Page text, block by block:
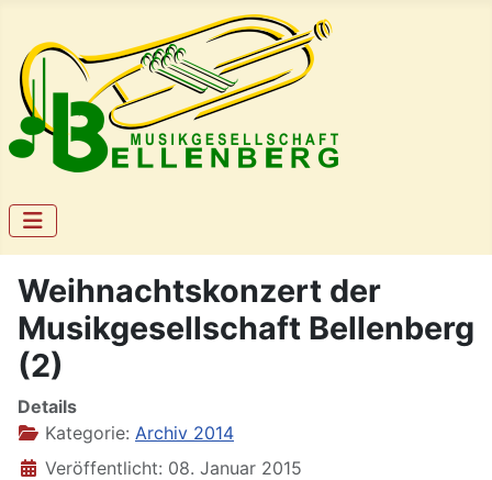
Weihnachtskonzert der
Musikgesellschaft Bellenberg
(2)
Details
Kategorie: Archiv 2014
Veröffentlicht: 08. Januar 2015